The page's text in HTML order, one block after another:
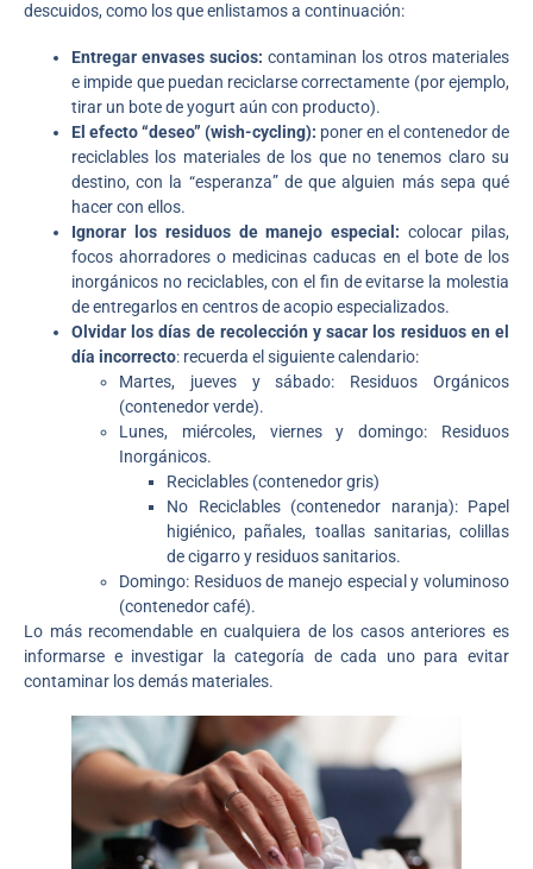
descuidos, como los que enlistamos a continuación:
Entregar envases sucios: contaminan los otros materiales
e impide que puedan reciclarse correctamente (por ejemplo,
tirar un bote de yogurt aún con producto).
El efecto “deseo” (wish-cycling): poner en el contenedor de
reciclables los materiales de los que no tenemos claro su
destino, con la “esperanza” de que alguien más sepa qué
hacer con ellos.
Ignorar los residuos de manejo especial:colocar pilas,
focos ahorradores o medicinas caducas en el bote de los
inorgánicos no reciclables, con el fin de evitarse la molestia
de entregarlos en centros de acopio especializados.
Olvidar los días de recolección y sacar los residuos en el
día incorrecto: recuerda el siguiente calendario:
Martes, jueves y sábado: Residuos Orgánicos
(contenedor verde).
Lunes, miércoles, viernes y domingo: Residuos
Inorgánicos.
Reciclables (contenedor gris)
No Reciclables (contenedor naranja): Papel
higiénico, pañales, toallas sanitarias, colillas
de cigarro y residuos sanitarios.
Domingo: Residuos de manejo especial y voluminoso
(contenedor café).
Lo más recomendable en cualquiera de los casos anteriores es
informarse e investigar la categoría de cada uno para evitar
contaminar los demás materiales.